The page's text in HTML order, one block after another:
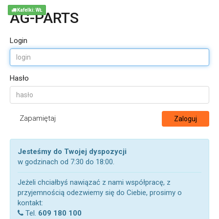
AG-PARTS
Login
Hasło
Zapamiętaj Zaloguj
Jesteśmy do Twojej dyspozycji
w godzinach od 7:30 do 18:00.
Jeżeli chciałbyś nawiązać z nami współpracę, z
przyjemnością odezwiemy się do Ciebie, prosimy o
kontakt:
Tel. 609 180 100
Kafelki: WŁ